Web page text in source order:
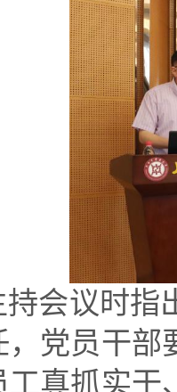
持会议时指
，党员干部
工真抓实干